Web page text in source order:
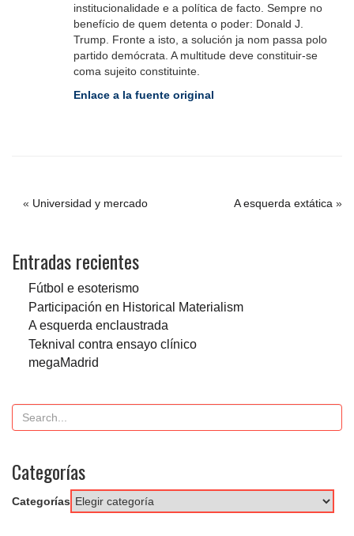
institucionalidade e a política de facto. Sempre no
benefício de quem detenta o poder: Donald J.
Trump. Fronte a isto, a solución ja nom passa polo
partido demócrata. A multitude deve constituir-se
coma sujeito constituinte.
Enlace a la fuente original
« Universidad y mercado A esquerda extática »
Entradas recientes
Fútbol e esoterismo
Participación en Historical Materialism
A esquerda enclaustrada
Teknival contra ensayo clínico
megaMadrid
Categorías
Categorías